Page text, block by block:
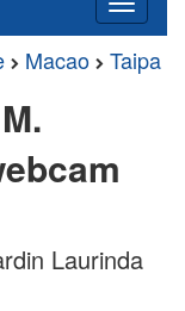
Macao Taipa
Laurinda